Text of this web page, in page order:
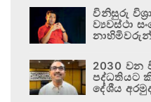
විනිසුරු
ව්‍යවස්ථා
2030 වන
පද්ධතියට
දේශීය